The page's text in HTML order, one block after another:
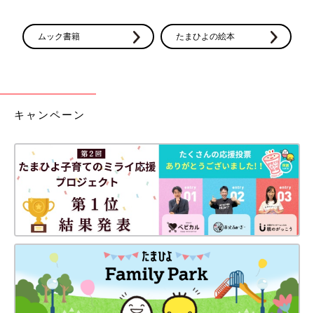
ムック書籍 たまひよの絵本
キャンペーン